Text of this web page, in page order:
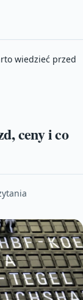
wiedzieć przed
ceny i co